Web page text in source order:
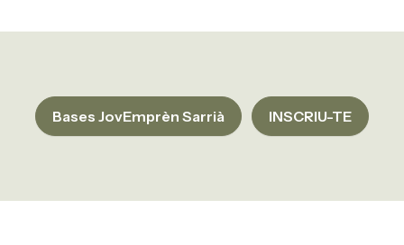
Bases JovEmprèn Sarrià INSCRIU-TE